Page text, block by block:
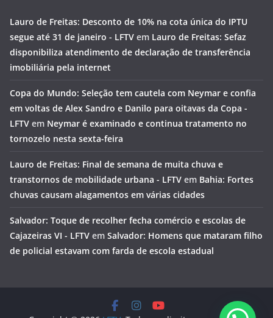
Lauro de Freitas: Desconto de 10% na cota única do IPTU
segue até 31 de janeiro - LFTV em Lauro de Freitas: Sefaz
disponibiliza atendimento de declaração de transferência
imobiliária pela internet
Copa do Mundo: Seleção tem cautela com Neymar e confia
em voltas de Alex Sandro e Danilo para oitavas da Copa -
LFTV em Neymar é examinado e continua tratamento no
tornozelo nesta sexta-feira
Lauro de Freitas: Final de semana de muita chuva e
transtornos de mobilidade urbana - LFTV em Bahia: Fortes
chuvas causam alagamentos em várias cidades
Salvador: Toque de recolher fecha comércio e escolas de
Cajazeiras VI - LFTV em Salvador: Homens que mataram filho
de policial estavam com farda de escola estadual